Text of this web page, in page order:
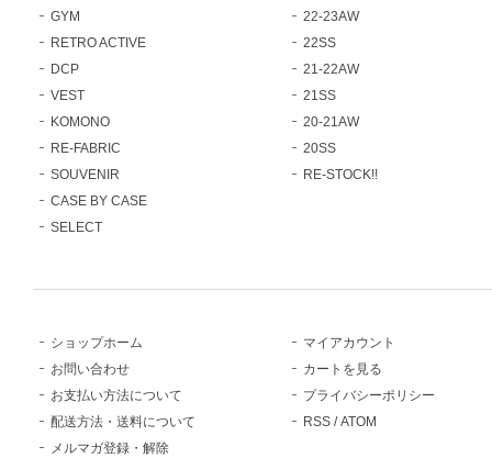
GYM
RETRO ACTIVE
DCP
VEST
KOMONO
RE-FABRIC
SOUVENIR
CASE BY CASE
SELECT
22-23AW
22SS
21-22AW
21SS
20-21AW
20SS
RE-STOCK!!
ショップホーム
お問い合わせ
お支払い方法について
配送方法・送料について
メルマガ登録・解除
マイアカウント
カートを見る
プライバシーポリシー
RSS /ATOM